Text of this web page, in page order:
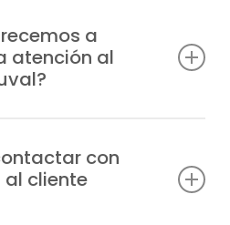
a
atención al
información
lo relacionado con
con
cliente